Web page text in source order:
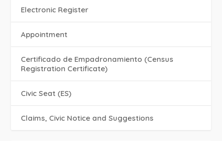
Electronic Register
Appointment
Certificado de Empadronamiento (Census
Registration Certificate)
Civic Seat (ES)
Claims, Civic Notice and Suggestions